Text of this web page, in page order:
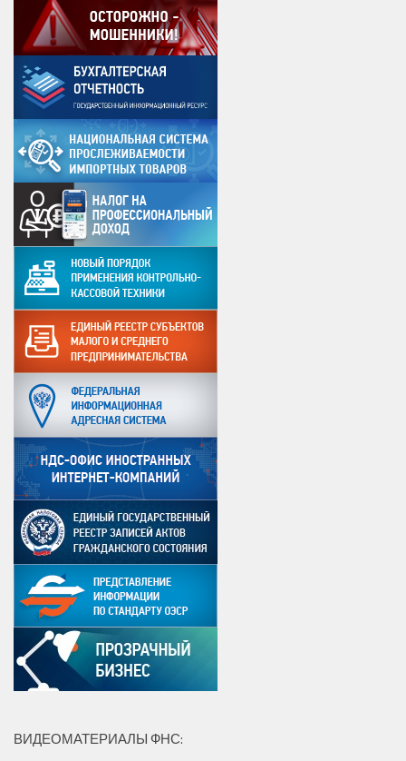
ВИДЕОМАТЕРИАЛЫ ФНС: